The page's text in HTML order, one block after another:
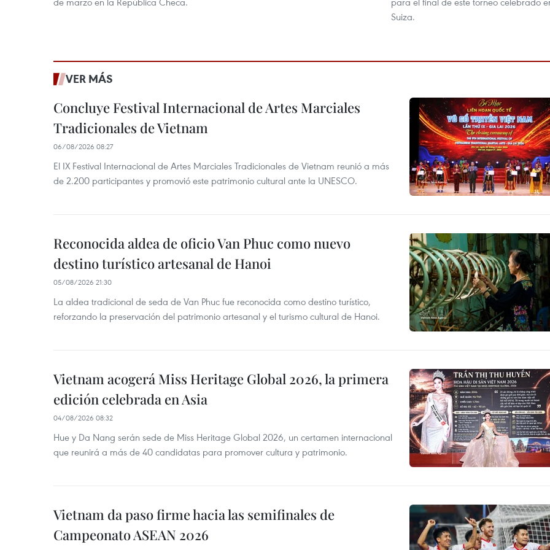
Suiza.
VER MÁS
Concluye Festival Internacional de Artes Marciales
Tradicionales de Vietnam
06/08/2026 08:27
El IX Festival Internacional de Artes Marciales Tradicionales de Vietnam reunió a más
de 2.200 participantes y promovió este patrimonio cultural ante la UNESCO.
Reconocida aldea de oficio Van Phuc como nuevo
destino turístico artesanal de Hanoi
05/08/2026 21:30
La aldea tradicional de seda de Van Phuc fue reconocida como destino turístico,
reforzando la preservación del patrimonio artesanal y el turismo cultural de Hanoi.
Vietnam acogerá Miss Heritage Global 2026, la primera
edición celebrada en Asia
04/08/2026 08:32
Hue y Da Nang serán sede de Miss Heritage Global 2026, un certamen internacional
que reunirá a más de 40 candidatas para promover cultura y patrimonio.
Vietnam da paso firme hacia las semifinales de
Campeonato ASEAN 2026